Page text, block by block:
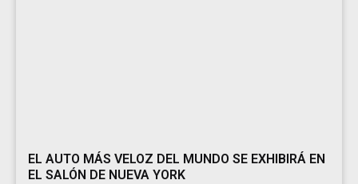
EL AUTO MÁS VELOZ DEL MUNDO SE EXHIBIRÁ EN
EL SALÓN DE NUEVA YORK